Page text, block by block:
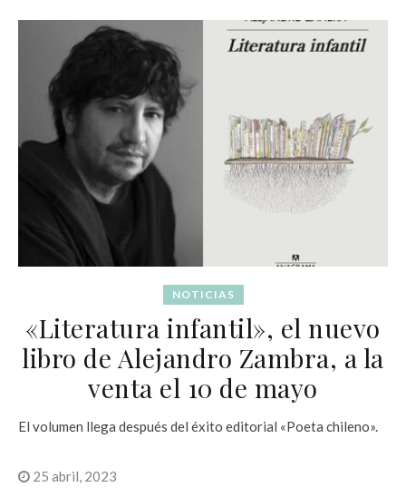
NOTICIAS
«Literatura infantil», el nuevo
libro de Alejandro Zambra, a la
venta el 10 de mayo
El volumen llega después del éxito editorial «Poeta chileno».
25 abril, 2023